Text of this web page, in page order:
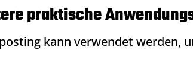
praktische
kann verwendet werden,